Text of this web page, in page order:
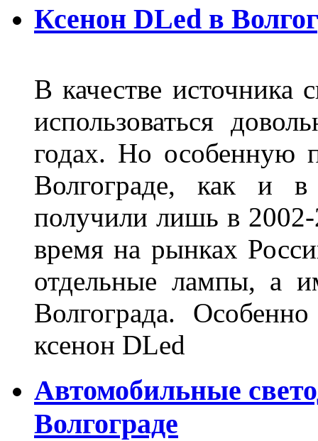
Ксенон DLed в
В качестве источника
использоваться
годах. Но особенную
Волгограде, как и
получили лишь в
время на рынках
отдельные лампы, а
Волгограда.
ксенон DLed
Автомобильные
Волгограде